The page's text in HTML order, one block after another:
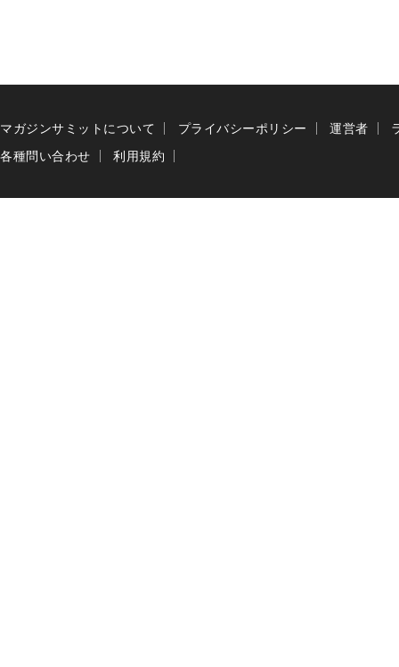
マガジンサミットについて プライバシーポリシー 運営者
各種問い合わせ
利用規約